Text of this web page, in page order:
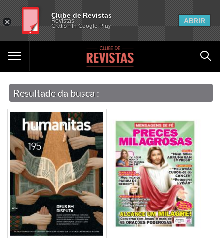
Resultado da busca :
Clube de Revistas
Revistas
Gratis - In Google Play
ABRIR